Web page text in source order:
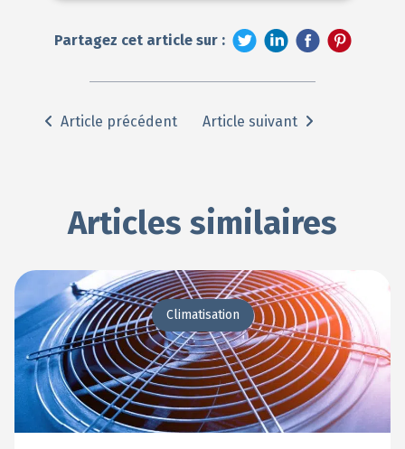
Partagez cet article sur :
Article précédent Article suivant
Articles similaires
Climatisation